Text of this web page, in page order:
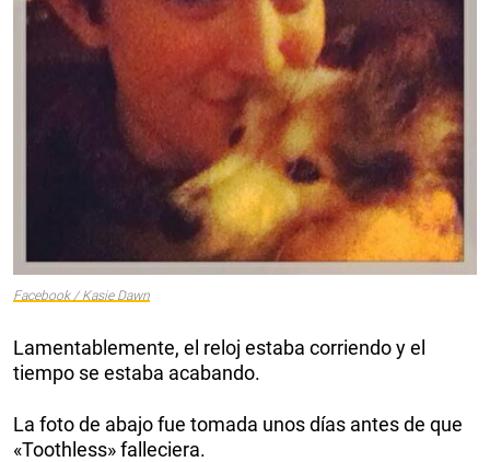
Facebook / Kasie Dawn
Lamentablemente, el reloj estaba corriendo y el
tiempo se estaba acabando.
La foto de abajo fue tomada unos días antes de que
«Toothless» falleciera.